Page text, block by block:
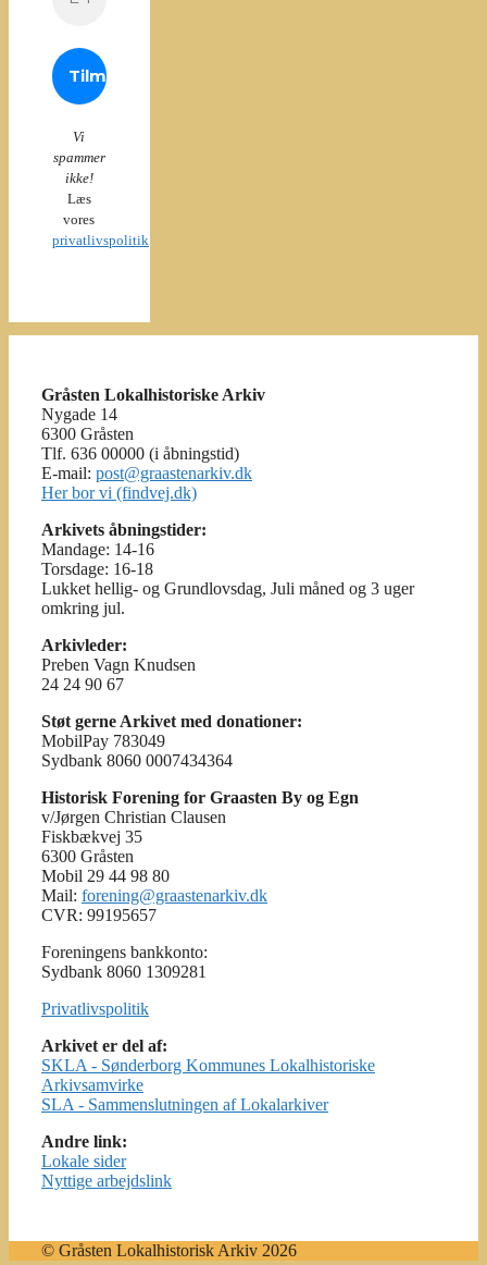
Vi
spammer
ikke!
Læs
vores
privatlivspolitik
Gråsten Lokalhistoriske Arkiv
Nygade 14
6300 Gråsten
Tlf. 636 00000 (i åbningstid)
E-mail: post@graastenarkiv.dk
Her bor vi (findvej.dk)
Arkivets åbningstider:
Mandage: 14-16
Torsdage: 16-18
Lukket hellig- og Grundlovsdag, Juli måned og 3 uger
omkring jul.
Arkivleder:
Preben Vagn Knudsen
24 24 90 67
Støt gerne Arkivet med donationer:
MobilPay 783049
Sydbank 8060 0007434364
Historisk Forening for Graasten By og Egn
v/Jørgen Christian Clausen
Fiskbækvej 35
6300 Gråsten
Mobil 29 44 98 80
Mail: forening@graastenarkiv.dk
CVR: 99195657
Foreningens bankkonto:
Sydbank 8060 1309281
Privatlivspolitik
Arkivet er del af:
SKLA - Sønderborg Kommunes Lokalhistoriske
Arkivsamvirke
SLA - Sammenslutningen af Lokalarkiver
Andre link:
Lokale sider
Nyttige arbejdslink
© Gråsten Lokalhistorisk Arkiv 2026